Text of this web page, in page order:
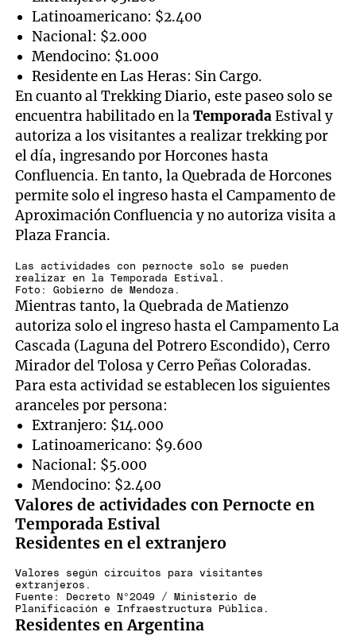
Latinoamericano: $2.400
Nacional: $2.000
Mendocino: $1.000
Residente en Las Heras: Sin Cargo.
En cuanto al Trekking Diario, este paseo solo se
encuentra habilitado en laTemporadaEstival y
autoriza a los visitantes a realizar trekking por
el día, ingresando por Horcones hasta
Confluencia. En tanto, la Quebrada de Horcones
permite solo el ingreso hasta el Campamento de
Aproximación Confluencia y no autoriza visita a
Plaza Francia.
Las actividades con pernocte solo se pueden
realizar en la Temporada Estival.
Foto: Gobierno de Mendoza.
Mientras tanto, la Quebrada de Matienzo
autoriza solo el ingreso hasta el Campamento La
Cascada (Laguna del Potrero Escondido), Cerro
Mirador del Tolosa y Cerro Peñas Coloradas.
Para esta actividad se establecen los siguientes
aranceles por persona:
Extranjero: $14.000
Latinoamericano: $9.600
Nacional: $5.000
Mendocino: $2.400
Valores de actividades con Pernocte en
Temporada Estival
Residentes en el extranjero
Valores según circuitos para visitantes
extranjeros.
Fuente: Decreto Nº2049 / Ministerio de
Planificación e Infraestructura Pública.
Residentes en Argentina